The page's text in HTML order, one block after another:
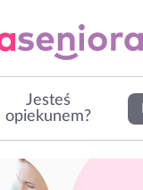
Jesteś
opiekunem?